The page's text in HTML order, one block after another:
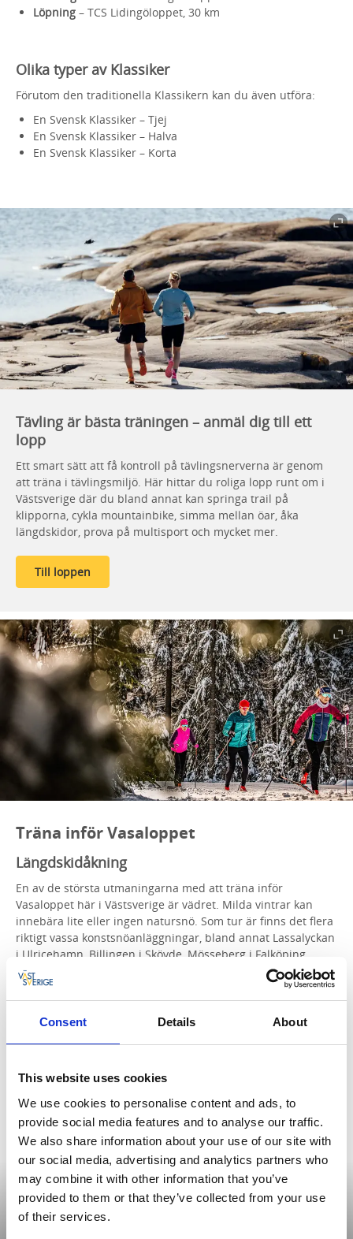
Consent Details About
This website uses cookies
We use cookies to personalise content and ads, to
provide social media features and to analyse our traffic.
We also share information about your use of our site with
our social media, advertising and analytics partners who
may combine it with other information that you’ve
provided to them or that they’ve collected from your use
of their services.
Löpning – TCS Lidingöloppet, 30 km
Olika typer av Klassiker
Förutom den traditionella Klassikern kan du även utföra:
En Svensk Klassiker – Tjej
En Svensk Klassiker – Halva
En Svensk Klassiker – Korta
Tävling är bästa träningen – anmäl dig till ett
lopp
Ett smart sätt att få kontroll på tävlingsnerverna är genom
att träna i tävlingsmiljö. Här hittar du roliga lopp runt om i
Västsverige där du bland annat kan springa trail på
klipporna, cykla mountainbike, simma mellan öar, åka
längdskidor, prova på multisport och mycket mer.
Till loppen
Träna inför Vasaloppet
Längdskidåkning
En av de största utmaningarna med att träna inför
Vasaloppet här i Västsverige är vädret. Milda vintrar kan
innebära lite eller ingen natursnö. Som tur är finns det flera
riktigt vassa konstsnöanläggningar, bland annat Lassalyckan
i Ulricehamn, Billingen i Skövde, Mösseberg i Falköping,
Skidstadion i Borås och Skidome i Göteborg.